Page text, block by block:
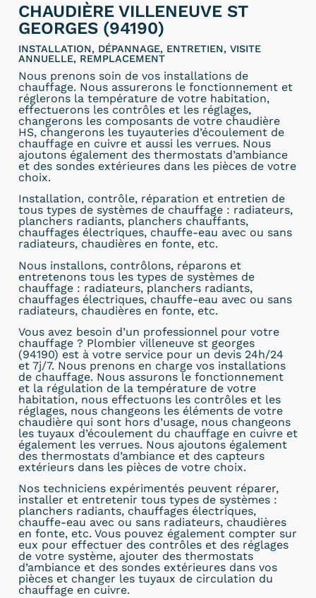
CHAUDIÈRE VILLENEUVE ST
GEORGES (94190)
INSTALLATION, DÉPANNAGE, ENTRETIEN, VISITE
ANNUELLE, REMPLACEMENT
Nous prenons soin de vos installations de
chauffage. Nous assurerons le fonctionnement et
réglerons la température de votre habitation,
effectuerons les contrôles et les réglages,
changerons les composants de votre chaudière
HS, changerons les tuyauteries d’écoulement de
chauffage en cuivre et aussi les verrues. Nous
ajoutons également des thermostats d’ambiance
et des sondes extérieures dans les pièces de votre
choix.
Installation, contrôle, réparation et entretien de
tous types de systèmes de chauffage : radiateurs,
planchers radiants, planchers chauffants,
chauffages électriques, chauffe-eau avec ou sans
radiateurs, chaudières en fonte, etc.
Nous installons, contrôlons, réparons et
entretenons tous les types de systèmes de
chauffage : radiateurs, planchers radiants,
chauffages électriques, chauffe-eau avec ou sans
radiateurs, chaudières en fonte, etc.
Vous avez besoin d’un professionnel pour votre
chauffage ? Plombier villeneuve st georges
(94190) est à votre service pour un devis 24h/24
et 7j/7. Nous prenons en charge vos installations
de chauffage. Nous assurons le fonctionnement
et la régulation de la température de votre
habitation, nous effectuons les contrôles et les
réglages, nous changeons les éléments de votre
chaudière qui sont hors d’usage, nous changeons
les tuyaux d’écoulement du chauffage en cuivre et
également les verrues. Nous ajoutons également
des thermostats d’ambiance et des capteurs
extérieurs dans les pièces de votre choix.
Nos techniciens expérimentés peuvent réparer,
installer et entretenir tous types de systèmes :
planchers radiants, chauffages électriques,
chauffe-eau avec ou sans radiateurs, chaudières
en fonte, etc. Vous pouvez également compter sur
eux pour effectuer des contrôles et des réglages
de votre système, ajouter des thermostats
d’ambiance et des sondes extérieures dans vos
pièces et changer les tuyaux de circulation du
chauffage en cuivre.